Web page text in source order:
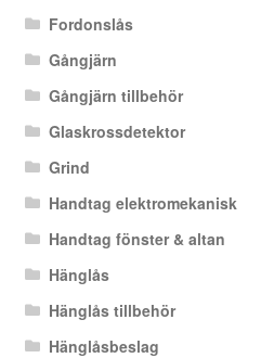
Fordonslås
Gångjärn
Gångjärn tillbehör
Glaskrossdetektor
Grind
Handtag elektromekanisk
Handtag fönster & altan
Hänglås
Hänglås tillbehör
Hänglåsbeslag